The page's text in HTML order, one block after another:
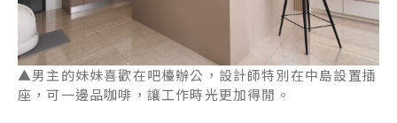
▲男主的妹妹喜歡在吧檯辦公，設計師特別在中島設置插
座，可一邊品咖啡，讓工作時光更加得閒。